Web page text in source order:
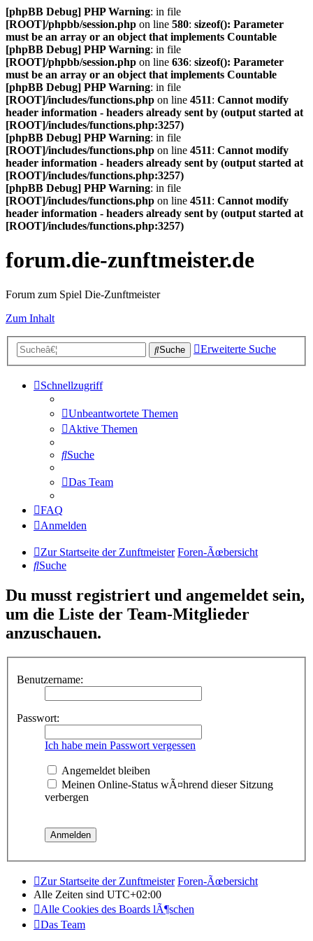
[phpBB Debug] PHP Warning: in file
[ROOT]/phpbb/session.php on line 580: sizeof(): Parameter
must be an array or an object that implements Countable
[phpBB Debug] PHP Warning: in file
[ROOT]/phpbb/session.php on line 636: sizeof(): Parameter
must be an array or an object that implements Countable
[phpBB Debug] PHP Warning: in file
[ROOT]/includes/functions.php on line 4511: Cannot modify
header information - headers already sent by (output started at
[ROOT]/includes/functions.php:3257)
[phpBB Debug] PHP Warning: in file
[ROOT]/includes/functions.php on line 4511: Cannot modify
header information - headers already sent by (output started at
[ROOT]/includes/functions.php:3257)
[phpBB Debug] PHP Warning: in file
[ROOT]/includes/functions.php on line 4511: Cannot modify
header information - headers already sent by (output started at
[ROOT]/includes/functions.php:3257)
forum.die-zunftmeister.de
Forum zum Spiel Die-Zunftmeister
Zum Inhalt
Suche Erweiterte Suche
Schnellzugriff
Unbeantwortete Themen
Aktive Themen
Suche
Das Team
FAQ
Anmelden
Zur Startseite der Zunftmeister Foren-Ãœbersicht
Suche
Du musst registriert und angemeldet sein,
um die Liste der Team-Mitglieder
anzuschauen.
Benutzername:
Passwort:
Ich habe mein Passwort vergessen
Angemeldet bleiben
Meinen Online-Status wÃ¤hrend dieser Sitzung
verbergen
Zur Startseite der Zunftmeister Foren-Ãœbersicht
Alle Zeiten sind UTC+02:00
Alle Cookies des Boards lÃ¶schen
Das Team